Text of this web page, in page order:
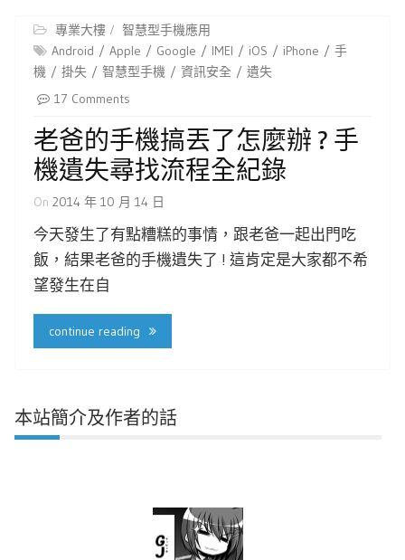
專業大樓
智慧型手機應用
Android
Apple Google IMEI iOS iPhone
手
機
掛失 智慧型手機 資訊安全
遺失
17 Comments
老爸的手機搞丟了怎麼辦 ? 手
機遺失尋找流程全紀錄
On 2014 年 10 月 14 日
今天發生了有點糟糕的事情，跟老爸一起出門吃
飯，結果老爸的手機遺失了 ! 這肯定是大家都不希
望發生在自
continue reading
本站簡介及作者的話